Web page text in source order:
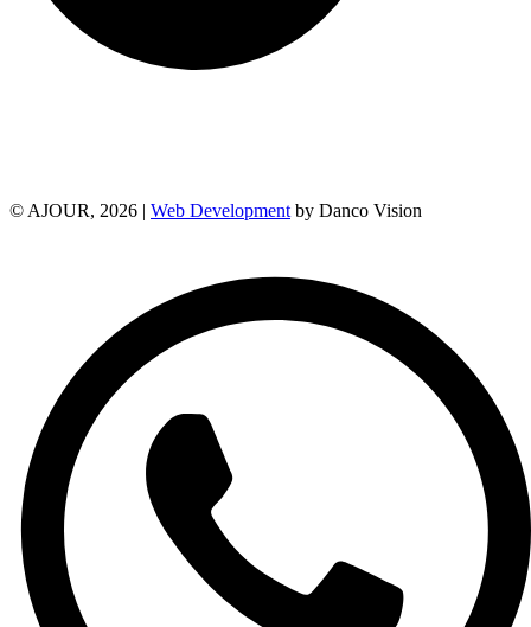
© AJOUR, 2026 | Web Development by Danco Vision